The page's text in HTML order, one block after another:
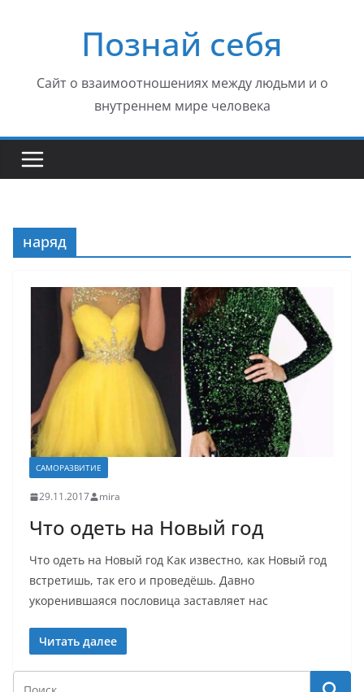
содержимомуПознай себя
Сайт о взаимоотношениях между людьми и о
внутреннем мире человека
наряд
САМОРАЗВИТИЕ
29.11.2017 mira
Что одеть на Новый год
Что одеть на Новый год Как известно, как Новый год
встретишь, так его и проведёшь. Давно
укоренившаяся пословица заставляет нас
Читать далее